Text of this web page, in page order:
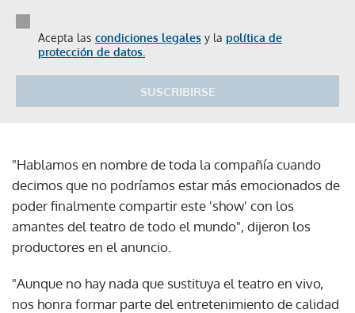
Acepta las condiciones legales y la política de
protección de datos.
SUSCRIBIRSE
"Hablamos en nombre de toda la compañía cuando
decimos que no podríamos estar más emocionados de
poder finalmente compartir este 'show' con los
amantes del teatro de todo el mundo", dijeron los
productores en el anuncio.
"Aunque no hay nada que sustituya el teatro en vivo,
nos honra formar parte del entretenimiento de calidad